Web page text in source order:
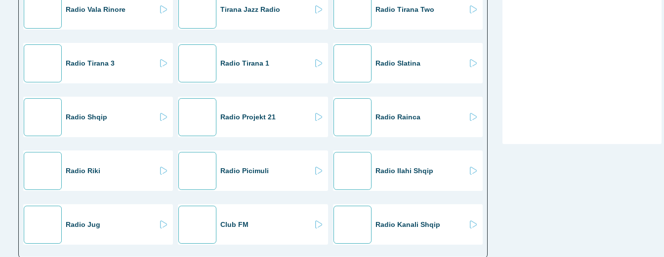
Radio Vala Rinore Tirana Jazz Radio Radio Tirana Two
Radio Tirana 3 Radio Tirana 1 Radio Slatina
Radio Shqip Radio Projekt 21 Radio Rainca
Radio Riki Radio Picimuli Radio Ilahi Shqip
Radio Jug Club FM Radio Kanali Shqip